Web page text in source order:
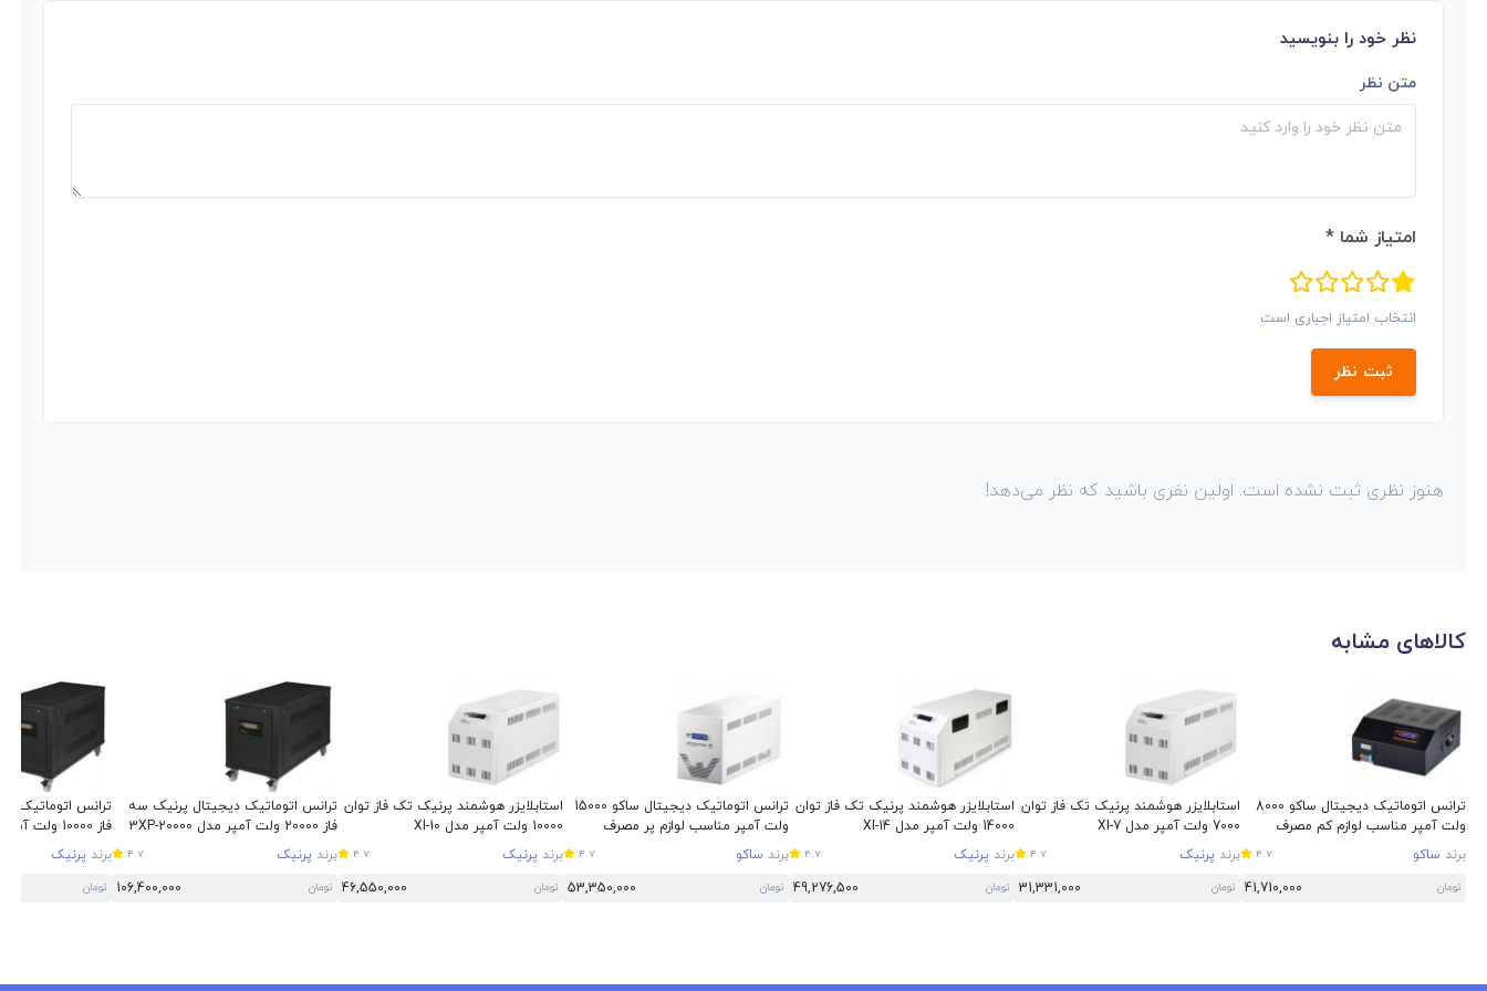
نظر خود را بنویسید
متن نظر
امتیاز شما *
انتخاب امتیاز اجباری است
ثبت نظر
هنوز نظری ثبت نشده است. اولین نفری باشید که نظر می‌دهد!
کالاهای مشابه
ترانس اتوماتیک دیجیتال ساکو 8000
ولت آمپر مناسب لوازم کم مصرف
برند ساکو 4.7
تومان 41,710,000
استابلایزر هوشمند پرنیک تک فاز توان
7000 ولت آمپر مدل XI-7
برند پرنیک 4.7
تومان 31,331,000
استابلایزر هوشمند پرنیک تک فاز توان
14000 ولت آمپر مدل XI-14
برند پرنیک 4.7
تومان 49,276,500
ترانس اتوماتیک دیجیتال ساکو 15000
ولت آمپر مناسب لوازم پر مصرف
برند ساکو 4.7
تومان 53,350,000
استابلایزر هوشمند پرنیک تک فاز توان
10000 ولت آمپر مدل XI-10
برند پرنیک 4.7
تومان 46,550,000
ترانس اتوماتیک دیجیتال پرنیک سه
فاز 20000 ولت آمپر مدل 3XP-20000
برند پرنیک 4.7
تومان 106,400,000
ترانس اتوماتیک
فاز 10000 ولت آمپر مدل 3XP-10000
برند پرنیک
تومان